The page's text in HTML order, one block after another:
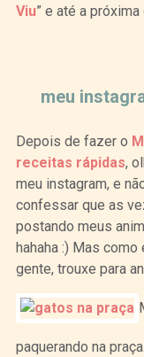
Viu” e até a
meu
Depois de fazer o
receitas rápidas,
meu instagram, e
confessar que as
postando meus
hahaha :) Mas
gente, trouxe para
paquerando na